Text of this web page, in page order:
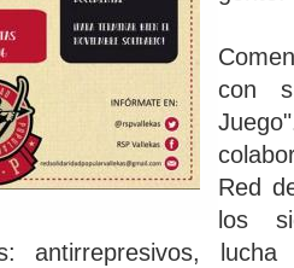
con
Red
los
antirrepresivos, lucha